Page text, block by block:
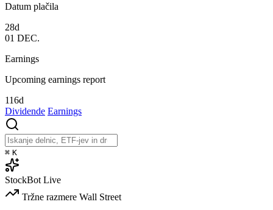
Datum plačila
28d
01 DEC.
Earnings
Upcoming earnings report
116d
Dividende Earnings
⌘ K
StockBot Live
Tržne razmere Wall Street